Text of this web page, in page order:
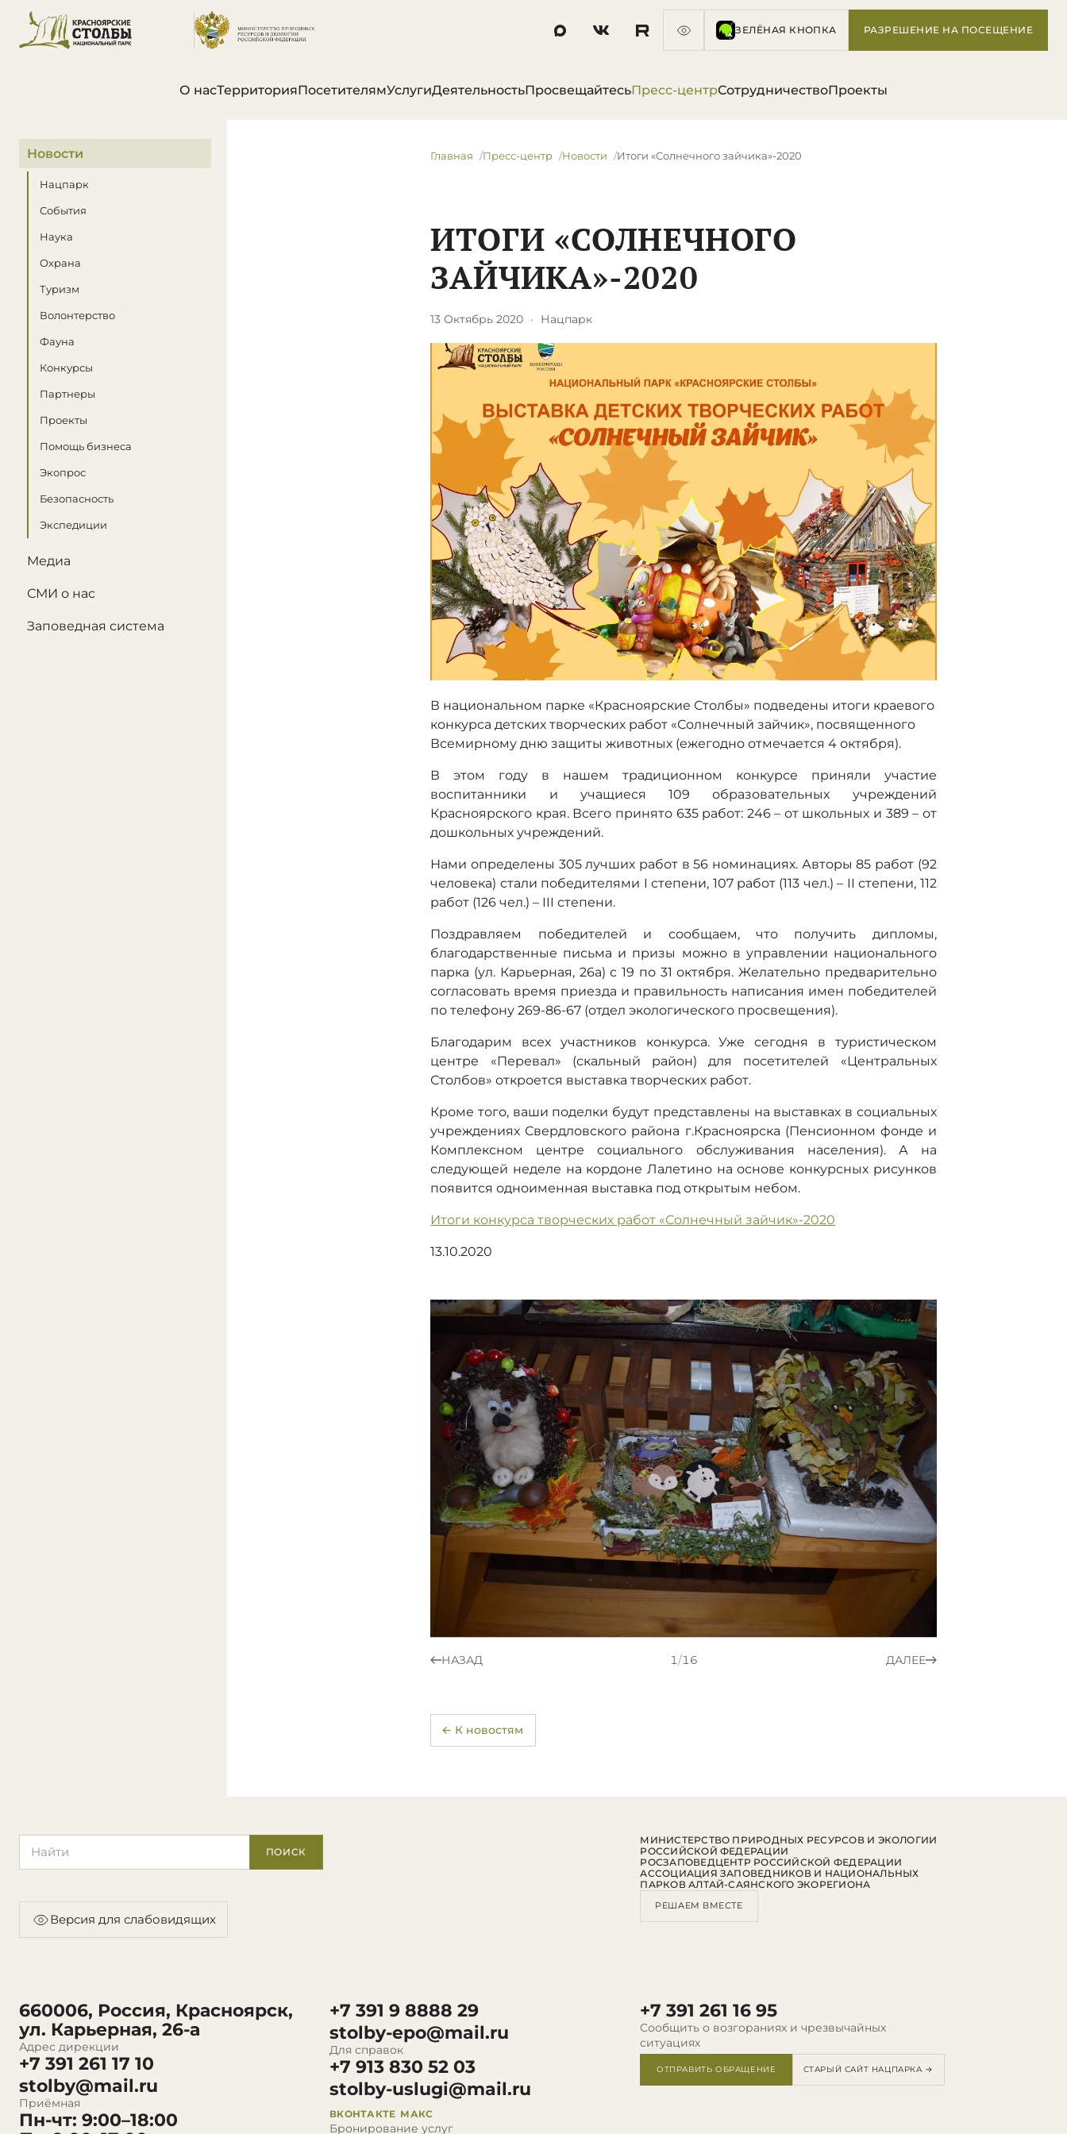
ЗЕЛЁНАЯ КНОПКА РАЗРЕШЕНИЕ НА ПОСЕЩЕНИЕ
О насТерриторияПосетителямУслугиДеятельностьПросвещайтесьПресс-центрСотрудничествоПроекты
В этом разделе
Новости
Нацпарк
События
Наука
Охрана
Туризм
Волонтерство
Фауна
Конкурсы
Партнеры
Проекты
Помощь бизнеса
Экопрос
Безопасность
Экспедиции
Медиа
СМИ о нас
Заповедная система
Главная Пресс-центр Новости Итоги «Солнечного зайчика»-2020
ИТОГИ «СОЛНЕЧНОГО
ЗАЙЧИКА»-2020
13 Октябрь 2020 · Нацпарк
В национальном парке «Красноярские Столбы» подведены итоги краевого
конкурса детских творческих работ «Солнечный зайчик», посвященного
Всемирному дню защиты животных (ежегодно отмечается 4 октября).
В этом году в нашем традиционном конкурсе приняли участие
воспитанники и учащиеся 109 образовательных учреждений
Красноярского края. Всего принято 635 работ: 246 – от школьных и 389 – от
дошкольных учреждений.
Нами определены 305 лучших работ в 56 номинациях. Авторы 85 работ (92
человека) стали победителями I степени, 107 работ (113 чел.) – II степени, 112
работ (126 чел.) – III степени.
Поздравляем победителей и сообщаем, что получить дипломы,
благодарственные письма и призы можно в управлении национального
парка (ул. Карьерная, 26а) с 19 по 31 октября. Желательно предварительно
согласовать время приезда и правильность написания имен победителей
по телефону 269-86-67 (отдел экологического просвещения).
Благодарим всех участников конкурса. Уже сегодня в туристическом
центре «Перевал» (скальный район) для посетителей «Центральных
Столбов» откроется выставка творческих работ.
Кроме того, ваши поделки будут представлены на выставках в социальных
учреждениях Свердловского района г.Красноярска (Пенсионном фонде и
Комплексном центре социального обслуживания населения). А на
следующей неделе на кордоне Лалетино на основе конкурсных рисунков
появится одноименная выставка под открытым небом.
Итоги конкурса творческих работ «Солнечный зайчик»-2020
13.10.2020
НАЗАД 1/16 ДАЛЕЕ
← К новостям
ПОИСК
Версия для слабовидящих
660006, Россия, Красноярск,
ул. Карьерная, 26-а
Адрес дирекции
+7 391 261 17 10
stolby@mail.ru
Приёмная
Пн-чт: 9:00–18:00
+7 391 9 8888 29
stolby-epo@mail.ru
Для справок
+7 913 830 52 03
stolby-uslugi@mail.ru
ВКОНТАКТЕ МАКС
Бронирование услуг
+7 391 261 16 95
Сообщить о возгораниях и чрезвычайных
ситуациях
ОТПРАВИТЬ ОБРАЩЕНИЕ СТАРЫЙ САЙТ НАЦПАРКА →
МИНИСТЕРСТВО ПРИРОДНЫХ РЕСУРСОВ И ЭКОЛОГИИ
РОССИЙСКОЙ ФЕДЕРАЦИИ
РОСЗАПОВЕДЦЕНТР РОССИЙСКОЙ ФЕДЕРАЦИИ
АССОЦИАЦИЯ ЗАПОВЕДНИКОВ И НАЦИОНАЛЬНЫХ
ПАРКОВ АЛТАЙ-САЯНСКОГО ЭКОРЕГИОНА
РЕШАЕМ ВМЕСТЕ